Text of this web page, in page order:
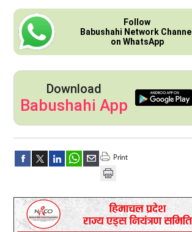
Follow
Babushahi Network Channel
on WhatsApp
Download
Babushahi App